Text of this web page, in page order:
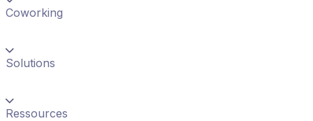
Coworking
Solutions
Ressources